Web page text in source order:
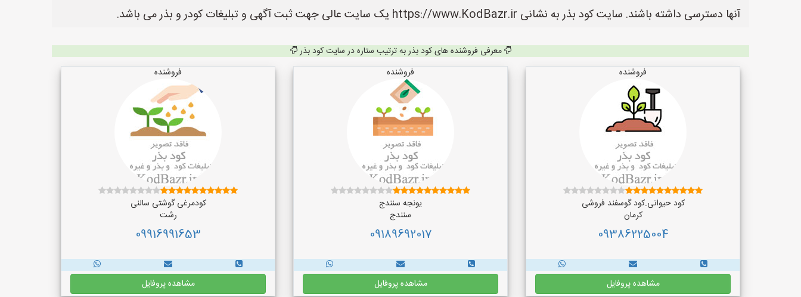
آنها دسترسی داشته باشند. سایت کود بذر به نشانی https://www.KodBazr.ir یک سایت عالی جهت ثبت آگهی و تبلیغات کودر و بذر می باشد.
معرفی فروشنده های کود بذر به ترتیب ستاره در سایت کود بذر
فروشنده
کود حیوانی.کود گوسفند فروشی
کرمان
09386225004
مشاهده پروفایل
فروشنده
یونجه سنندج
سنندج
09189692017
مشاهده پروفایل
فروشنده
کودمرغی گوشتی سالنی
رشت
09916991653
مشاهده پروفایل